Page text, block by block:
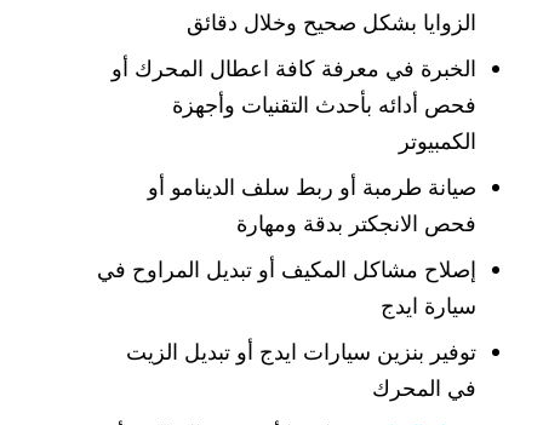
الزوايا بشكل صحيح وخلال دقائق
الخبرة في معرفة كافة اعطال المحرك أو
فحص أدائه بأحدث التقنيات وأجهزة
الكمبيوتر
صيانة طرمبة أو ربط سلف الدينامو أو
فحص الانجكتر بدقة ومهارة
إصلاح مشاكل المكيف أو تبديل المراوح في
سيارة ايدج
توفير بنزين سيارات ايدج أو تبديل الزيت
في المحرك